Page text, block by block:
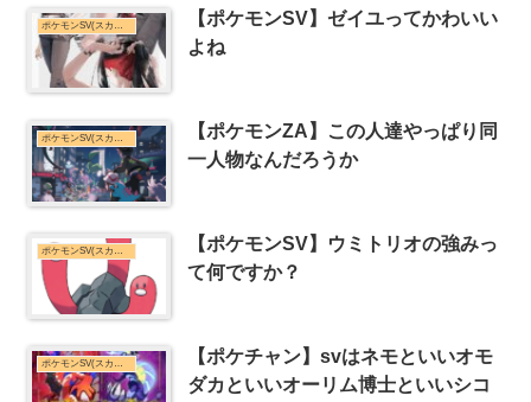
【ポケモンSV】ゼイユってかわいい
よね
ポケモンSV(スカーレット・バイオレット)まとめ
【ポケモンZA】この人達やっぱり同
一人物なんだろうか
ポケモンSV(スカーレット・バイオレット)まとめ
【ポケモンSV】ウミトリオの強みっ
て何ですか？
ポケモンSV(スカーレット・バイオレット)まとめ
【ポケチャン】svはネモといいオモ
ダカといいオーリム博士といいシコ